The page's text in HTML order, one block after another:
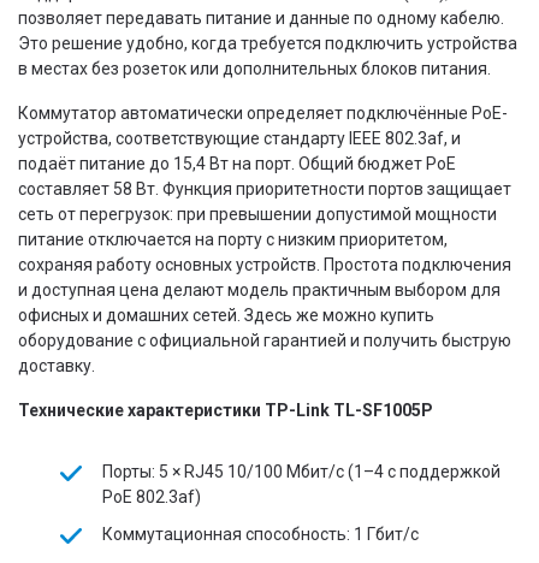
позволяет передавать питание и данные по одному кабелю.
Это решение удобно, когда требуется подключить устройства
в местах без розеток или дополнительных блоков питания.
Коммутатор автоматически определяет подключённые PoE-
устройства, соответствующие стандарту IEEE 802.3af, и
подаёт питание до 15,4 Вт на порт. Общий бюджет PoE
составляет 58 Вт. Функция приоритетности портов защищает
сеть от перегрузок: при превышении допустимой мощности
питание отключается на порту с низким приоритетом,
сохраняя работу основных устройств. Простота подключения
и доступная цена делают модель практичным выбором для
офисных и домашних сетей. Здесь же можно купить
оборудование с официальной гарантией и получить быструю
доставку.
Технические характеристики TP-Link TL-SF1005P
Порты: 5 × RJ45 10/100 Мбит/с (1–4 с поддержкой
PoE 802.3af)
Коммутационная способность: 1 Гбит/с